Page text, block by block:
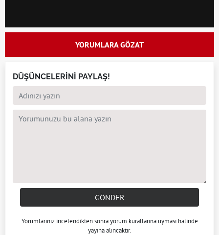
YORUMLARA GÖZAT
DÜŞÜNCELERİNİ PAYLAŞ!
GÖNDER
Yorumlarınız incelendikten sonrayorum kurallarına uyması halinde
yayına alıncaktır.